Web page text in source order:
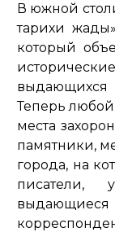
В южной
тарихи
который
выдающихся
Теперь
места
памятники,
города, на
писатели,